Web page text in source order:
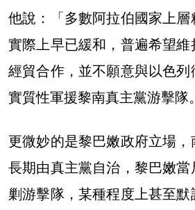
他說：「多數阿拉伯國家上
實際上早已緩和，普遍希望
經貿合作，並不願意與以色
實質性軍援黎南真主黨游擊隊
更微妙的是黎巴嫩政府立場
長期由真主黨自治，黎巴嫩
剿游擊隊，某種程度上甚至